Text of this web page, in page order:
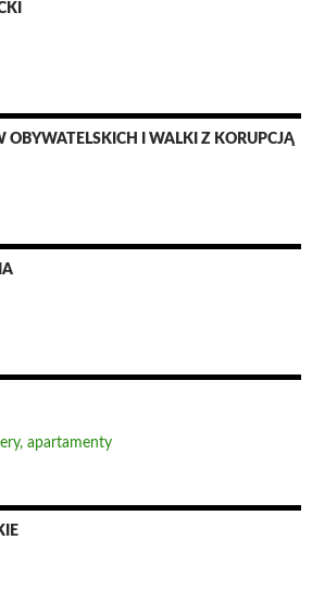
OBYWATELSKICH I WALKI Z KORUPCJĄ
apartamenty